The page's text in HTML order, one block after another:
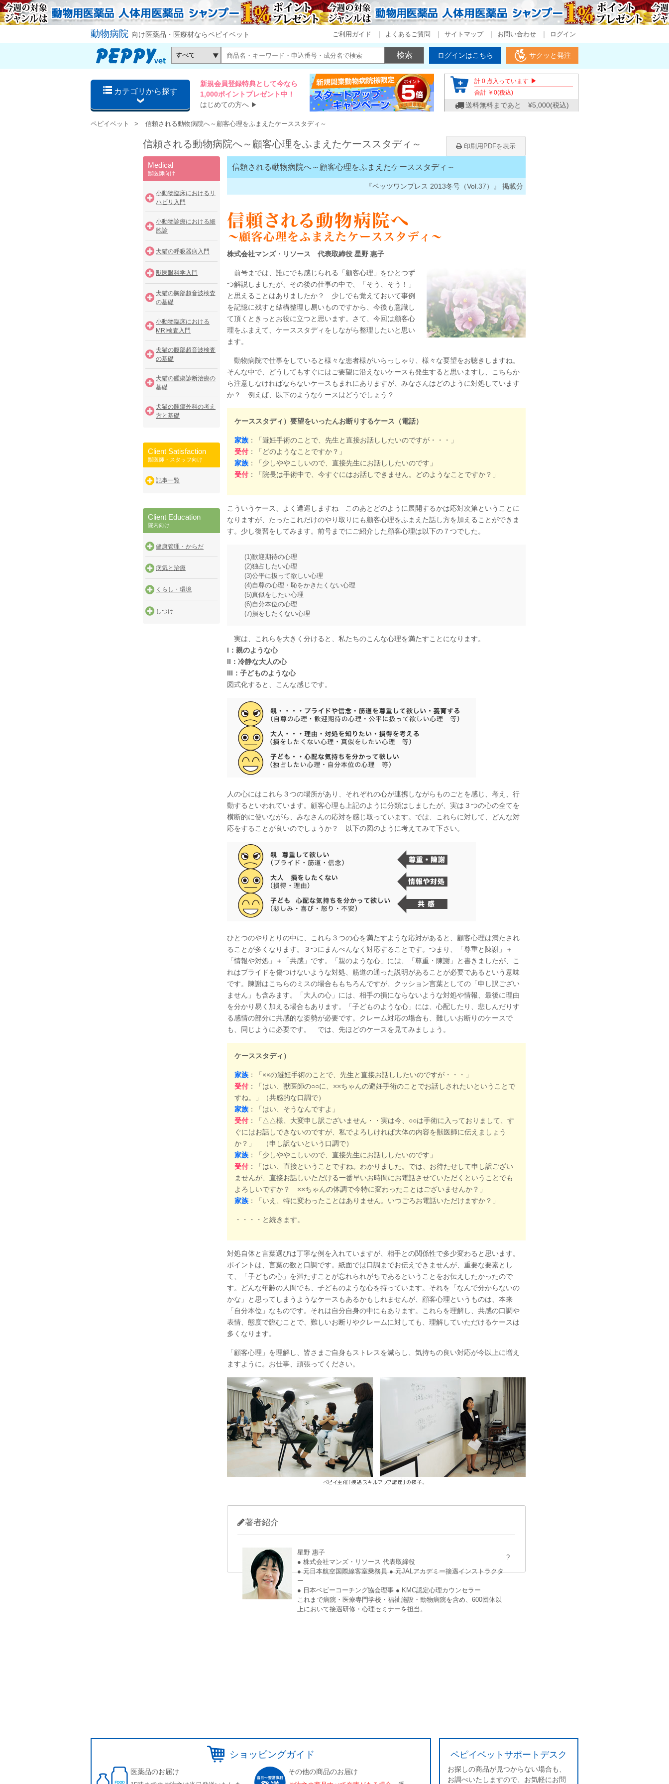
動物病院 向け医薬品・医療材ならペピイベット ご利用ガイド よくあるご質問 サイトマップ お問い合わせ ログイン
ログインはこちら サクッと発注
カテゴリから探す
新規会員登録特典として今なら
1,000ポイントプレゼント中！
はじめての方へ ▶
計 0 点入っています ▶
合計 ￥ 0(税込)
送料無料まであと ¥5,000(税込)
ペピイベット 信頼される動物病院へ～顧客心理をふまえたケーススタディ～
信頼される動物病院へ～顧客心理をふまえたケーススタディ～ 印刷用PDFを表示
Medical
獣医師向け
小動物臨床におけるリ
ハビリ入門
小動物診療における細
胞診
犬猫の呼吸器病入門
獣医眼科学入門
犬猫の胸部超音波検査
の基礎
小動物臨床における
MRI検査入門
犬猫の腹部超音波検査
の基礎
犬猫の腫瘍診断治療の
基礎
犬猫の腫瘍外科の考え
方と基礎
Client Satisfaction
獣医師・スタッフ向け
記事一覧
Client Education
院内向け
健康管理・からだ
病気と治療
くらし・環境
しつけ
信頼される動物病院へ～顧客心理をふまえたケーススタディ～
『ベッツワンプレス 2013冬号（Vol.37）』 掲載分
株式会社マンズ・リソース 代表取締役 星野 惠子
前号までは、誰にでも感じられる「顧客心理」をひとつず
つ解説しましたが、その後の仕事の中で、「そう、そう！」
と思えることはありましたか？ 少しでも覚えておいて事例
を記憶に残すと結構整理し易いものですから、今後も意識し
て頂くときっとお役に立つと思います。さて、今回は顧客心
理をふまえて、ケーススタディをしながら整理したいと思い
ます。
動物病院で仕事をしていると様々な患者様がいらっしゃり、様々な要望をお聴きしますね。
そんな中で、どうしてもすぐにはご要望に沿えないケースも発生すると思いますし、こちらか
ら注意しなければならないケースもまれにありますが、みなさんはどのように対処しています
か？ 例えば、以下のようなケースはどうでしょう？
ケーススタディ）要望をいったんお断りするケース（電話）
家族 ：「避妊手術のことで、先生と直接お話ししたいのですが・・・」
受付 ：「どのようなことですか？」
家族 ：「少しややこしいので、直接先生にお話ししたいのです」
受付 ：「院長は手術中で、今すぐにはお話しできません。どのようなことですか？」
こういうケース、よく遭遇しますね このあとどのように展開するかは応対次第ということに
なりますが、たったこれだけのやり取りにも顧客心理をふまえた話し方を加えることができま
す。少し復習をしてみます。前号までにご紹介した顧客心理は以下の７つでした。
(1)歓迎期待の心理
(2)独占したい心理
(3)公平に扱って欲しい心理
(4)自尊の心理・恥をかきたくない心理
(5)真似をしたい心理
(6)自分本位の心理
(7)損をしたくない心理
実は、これらを大きく分けると、私たちのこんな心理を満たすことになります。
I：親のような心
II：冷静な大人の心
III：子どものような心
図式化すると、こんな感じです。
人の心にはこれら３つの場所があり、それぞれの心が連携しながらものごとを感じ、考え、行
動するといわれています。顧客心理も上記のように分類はしましたが、実は３つの心の全てを
横断的に使いながら、みなさんの応対を感じ取っています。では、これらに対して、どんな対
応をすることが良いのでしょうか？ 以下の図のように考えてみて下さい。
ひとつのやりとりの中に、これら３つの心を満たすような応対があると、顧客心理は満たされ
ることが多くなります。３つにまんべんなく対応することです。つまり、「尊重と陳謝」＋
「情報や対処」＋「共感」です。「親のような心」には、「尊重・陳謝」と書きましたが、こ
れはプライドを傷つけないような対処、筋道の通った説明があることが必要であるという意味
です。陳謝はこちらのミスの場合ももちろんですが、クッション言葉としての「申し訳ござい
ません」も含みます。「大人の心」には、相手の損にならないような対処や情報、最後に理由
を分かり易く加える場合もあります。「子どものような心」には、心配したり、悲しんだりす
る感情の部分に共感的な姿勢が必要です。クレーム対応の場合も、難しいお断りのケースで
も、同じように必要です。 では、先ほどのケースを見てみましょう。
ケーススタディ）
家族 ：「××の避妊手術のことで、先生と直接お話ししたいのですが・・・」
受付 ：「はい、獣医師の○○に、××ちゃんの避妊手術のことでお話しされたいということで
すね。」（共感的な口調で）
家族 ：「はい、そうなんですよ」
受付 ：「△△様、大変申し訳ございません・・実は今、○○は手術に入っておりまして、す
ぐにはお話しできないのですが、私でよろしければ大体の内容を獣医師に伝えましょう
か？」 （申し訳ないという口調で）
家族 ：「少しややこしいので、直接先生にお話ししたいのです」
受付 ：「はい、直接ということですね。わかりました。では、お待たせして申し訳ござい
ませんが、直接お話しいただける一番早いお時間にお電話させていただくということでも
よろしいですか？ ××ちゃんの体調で今特に変わったことはございませんか？」
家族 ：「いえ、特に変わったことはありません。いつごろお電話いただけますか？」
・・・・と続きます。
対処自体と言葉選びは丁寧な例を入れていますが、相手との関係性で多少変わると思います。
ポイントは、言葉の数と口調です。紙面では口調までお伝えできませんが、重要な要素とし
て、「子どもの心」を満たすことが忘れられがちであるということをお伝えしたかったので
す。どんな年齢の人間でも、子どものような心を持っています。それを「なんで分からないの
かな」と思ってしまうようなケースもあるかもしれませんが、顧客心理というものは、本来
「自分本位」なものです。それは自分自身の中にもあります。これらを理解し、共感の口調や
表情、態度で臨むことで、難しいお断りやクレームに対しても、理解していただけるケースは
多くなります。
「顧客心理」を理解し、皆さまご自身もストレスを減らし、気持ちの良い対応が今以上に増え
ますように。お仕事、頑張ってください。
著者紹介
星野 惠子
● 株式会社マンズ・リソース 代表取締役
● 元日本航空国際線客室乗務員 ● 元JALアカデミー接遇インストラクタ
ー
● 日本ベビーコーチング協会理事 ● KMC認定心理カウンセラー
これまで病院・医療専門学校・福祉施設・動物病院を含め、600団体以
上において接遇研修・心理セミナーを担当。
?
ショッピングガイド
医薬品のお届け その他の商品のお届け
ペピイベットサポートデスク
お探しの商品が見つからない場合も、
お調べいたしますので、お気軽にお問